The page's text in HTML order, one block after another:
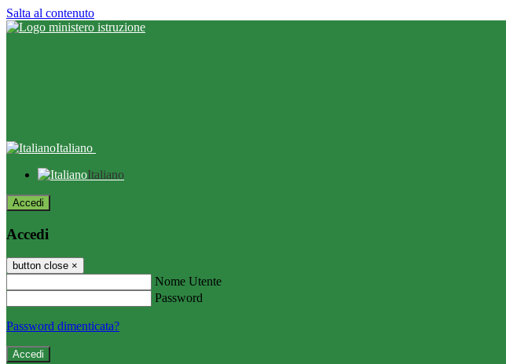
Salta al contenuto
Italiano
Italiano
Accedi
Accedi
button close ×
Nome Utente
Password
Password dimenticata?